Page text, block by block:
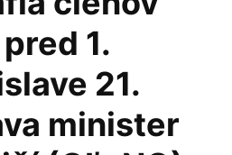
1.
21.
minister